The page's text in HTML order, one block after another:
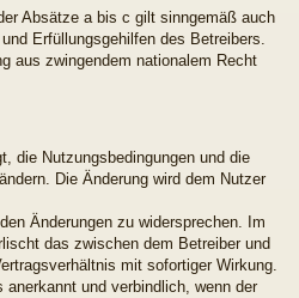
Absätze a bis c gilt sinngemäß auch
Erfüllungsgehilfen des Betreibers.
aus zwingendem nationalem Recht
die Nutzungsbedingungen und die
Die Änderung wird dem Nutzer
Änderungen zu widersprechen. Im
das zwischen dem Betreiber und
mit sofortiger Wirkung.
anerkannt und verbindlich, wenn der